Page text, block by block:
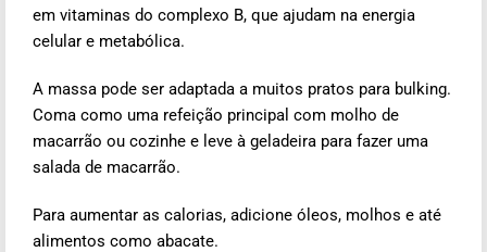
em vitaminas do complexo B, que ajudam na energia
celular e metabólica.
A massa pode ser adaptada a muitos pratos para bulking.
Coma como uma refeição principal com molho de
macarrão ou cozinhe e leve à geladeira para fazer uma
salada de macarrão.
Para aumentar as calorias, adicione óleos, molhos e até
alimentos como abacate.